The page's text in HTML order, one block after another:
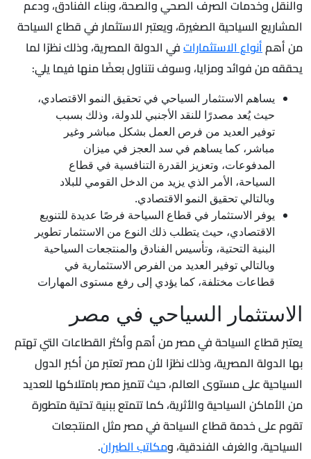
والنقل وخدمات الصرف الصحي والصحة، وبناء الفنادق، ودعم
المشاريع السياحية الصغيرة، ويعتبر الاستثمار في قطاع السياحة
من أهمأنواع الاستثماراتفي الدولة المصرية، وذلك نظرًا لما
يحققه من فوائد ومزايا، وسوف نتناول بعضًا منها فيما يلي:
يساهم الاستثمار السياحي في تحقيق النمو الاقتصادي،
حيث يُعد مصدرًا للنقد الأجنبي للدولة، وذلك بسبب
توفير العديد من فرص العمل بشكل مباشر وغير
مباشر، كما يساهم في سد العجز في ميزان
المدفوعات، وتعزيز القدرة التنافسية في قطاع
السياحة، الأمر الذي يزيد من الدخل القومي للبلاد
وبالتالي تحقيق النمو الاقتصادي.
يوفر الاستثمار في قطاع السياحة فرصًا عديدة للتنويع
الاقتصادي، حيث يتطلب ذلك النوع من الاستثمار تطوير
البنية التحتية، وتأسيس الفنادق والمنتجعات السياحية
وبالتالي توفير العديد من الفرص الاستثمارية في
قطاعات مختلفة، كما يؤدي إلى رفع مستوى المهارات
الاستثمار السياحي في مصر
يعتبر قطاع السياحة في مصر من أهم وأكثر القطاعات التي تهتم
بها الدولة المصرية، وذلك نظرًا لأن مصر تعتبر من أكبر الدول
السياحية على مستوى العالم، حيث تتميز مصر بامتلاكها للعديد
من الأماكن السياحية والأثرية، كما تتمتع ببنية تحتية متطورة
تقوم على خدمة قطاع السياحة في مصر مثل المنتجعات
السياحية، والغرف الفندقية، ومكاتب الطيران.